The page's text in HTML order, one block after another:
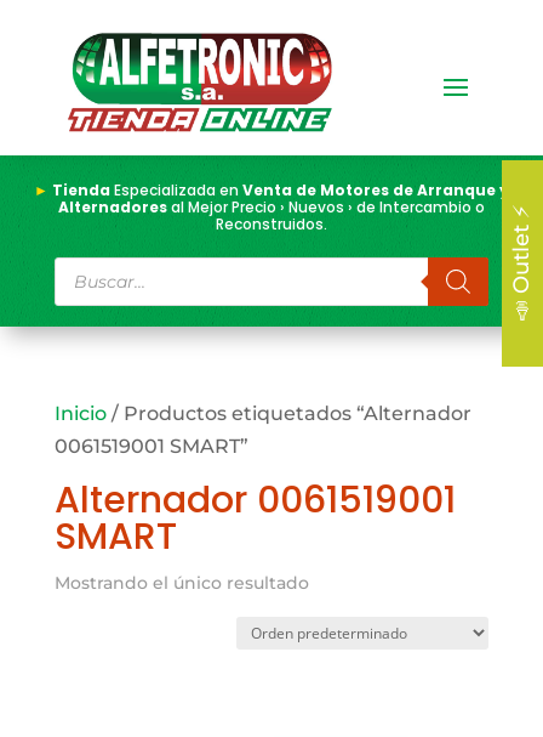
► TiendaEspecializada enVenta de Motores de Arranque y
Alternadoresal Mejor Precio › Nuevos › de Intercambio o
Reconstruidos.
Búsqueda
de
productos
Inicio/ Productos etiquetados “Alternador
0061519001 SMART”
Alternador 0061519001
SMART
Mostrando el único resultado
📣 Outlet ⚡